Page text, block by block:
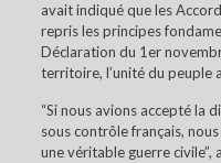
avait indiqué que les
repris les principes
Déclaration du 1er
territoire, l’unité du peuple
“Si nous avions accepté la
sous contrôle français,
une véritable guerre civile”,